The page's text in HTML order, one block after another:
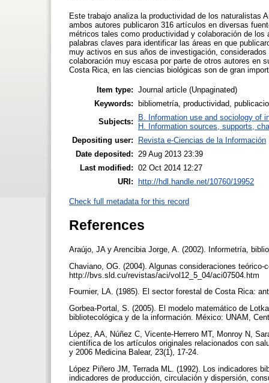
Este trabajo analiza la productividad de los naturalistas
ambos autores publicaron 316 artículos en diversas
métricos tales como productividad y colaboración de
palabras claves para identificar las áreas en que
muy activos en sus años de investigación,
colaboración muy escasa por parte de otros autores en
Costa Rica, en las ciencias biológicas son de gran
Item type: Journal article (Unpaginated)
Keywords:
bibliometría, productividad,
Subjects:
B. Information use and sociology of
H. Information sources, supports,
Depositing user:
Revista e-Ciencias de la Información
Date deposited:
29 Aug 2013 23:39
Last modified: 02 Oct 2014 12:27
URI:
http://hdl.handle.net/10760/19952
Check full metadata for this record
References
Araújo, JA y Arencibia Jorge, A. (2002). Informetría,
Chaviano, OG. (2004). Algunas consideraciones
http://bvs.sld.cu/revistas/aci/vol12_5_04/aci07504.htm
Fournier, LA. (1985). El sector forestal de Costa Rica:
Gorbea-Portal, S. (2005). El modelo matemático de
bibliotecológica y de la información. México: UNAM,
López, AA, Núñez C, Vicente-Herrero MT, Monroy N,
científica de los artículos originales relacionados con
y 2006 Medicina Balear, 23(1), 17-24.
López Piñero JM, Terrada ML. (1992). Los indicadores
indicadores de producción, circulación y dispersión,